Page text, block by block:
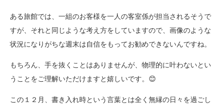
ある旅館では、一組のお客様を一人の客室係が担当されるそうで
すが、それと同じような考え方をしていますので、画像のような
状況になりがちな週末は自信をもってお勧めできないんですね。
もちろん、手を抜くことはありませんが、物理的に叶わないとい
うことをご理解いただけますと嬉しいです。😊
この１２月、書き入れ時という言葉とは全く無縁の日々を過ごし